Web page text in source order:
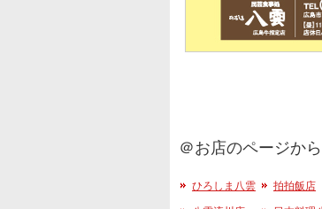
＠お店のページか
ひろしま八雲 拍拍飯店